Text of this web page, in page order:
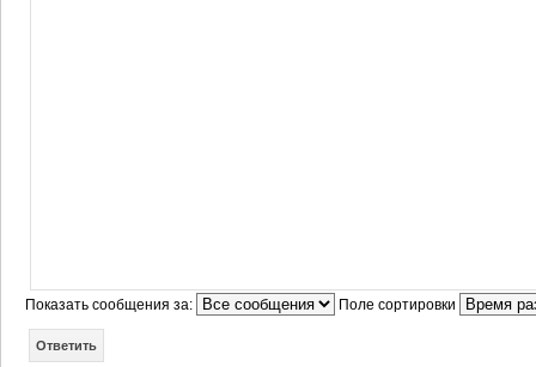
Показать сообщения за: Поле сортировки
Ответить